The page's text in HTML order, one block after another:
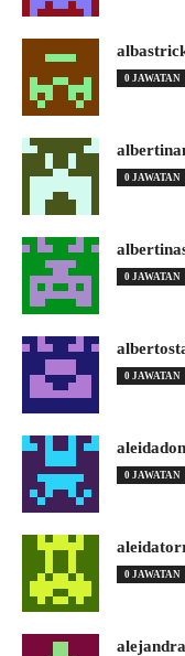
0 JAWATAN
0 JAWATAN
0 JAWATAN
0 JAWATAN
0 JAWATAN
0 JAWATAN